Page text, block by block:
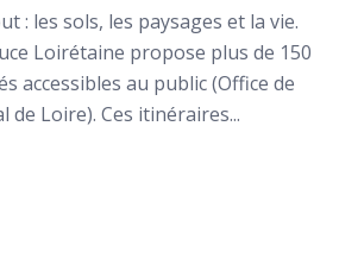
: les sols, les paysages et la vie.
Loirétaine propose plus de 150
accessibles au public (Office de
de Loire). Ces itinéraires...